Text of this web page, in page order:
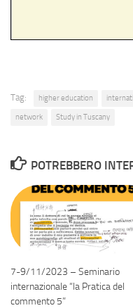
Tag: higher education
network Study in Tuscany
POTREBBERO
7-9/11/2023 – Seminario
internazionale “la Pratica del
commento 5”